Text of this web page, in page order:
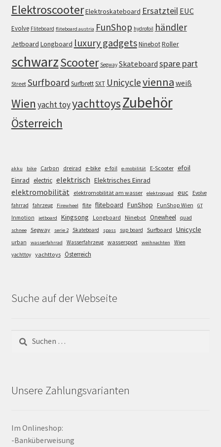
ElektroscooterElektroskateboard Ersatzteil EUC
Evolve Fliteboard fliteboard austria FunShop hydrofoil händler
Jetboard Longboard luxury gadgetsNinebotRoller
schwarzScooter Segway Skateboard spare part
Street Surfboard SurfbrettSXT Unicyclevienna weiß
Wien yacht toyyachttoysZubehör
Österreich
akku bike Carbon dreirad e-bike e-foil e-mobilität E-Scooter efoil
Einrad electric elektrisch Elektrisches Einrad
elektromobilität elektromobilität am wasser elektroquad euc
Evolve
fahrrad
fahrzeug Firewheel flite fliteboard FunShop FunShop Wien GT
Inmotion jetboard Kingsong Longboard Ninebot Onewheel quad
schnee Segway serie 2 Skateboard spass sup board Surfboard Unicycle
urban wasserfahrrad Wasserfahrzeug wassersport weihnachten
Wien
yachttoy yachttoys Österreich
Suche auf der Webseite
nach:
Unsere Zahlungsvarianten
Im Onlineshop:
-Banküberweisung